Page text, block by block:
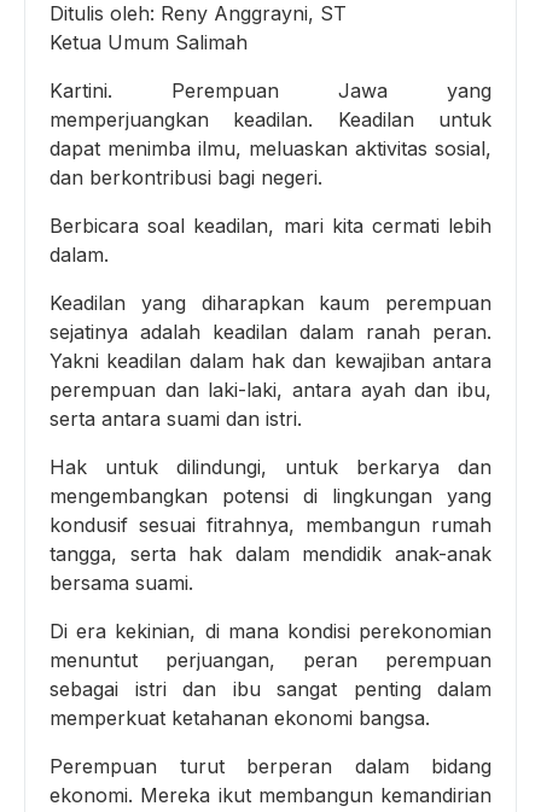
Ditulis oleh: Reny Anggrayni, ST
Ketua Umum Salimah
Kartini. Perempuan Jawa yang
memperjuangkan keadilan. Keadilan untuk
dapat menimba ilmu, meluaskan aktivitas sosial,
dan berkontribusi bagi negeri.
Berbicara soal keadilan, mari kita cermati lebih
dalam.
Keadilan yang diharapkan kaum perempuan
sejatinya adalah keadilan dalam ranah peran.
Yakni keadilan dalam hak dan kewajiban antara
perempuan dan laki-laki, antara ayah dan ibu,
serta antara suami dan istri.
Hak untuk dilindungi, untuk berkarya dan
mengembangkan potensi di lingkungan yang
kondusif sesuai fitrahnya, membangun rumah
tangga, serta hak dalam mendidik anak-anak
bersama suami.
Di era kekinian, di mana kondisi perekonomian
menuntut perjuangan, peran perempuan
sebagai istri dan ibu sangat penting dalam
memperkuat ketahanan ekonomi bangsa.
Perempuan turut berperan dalam bidang
ekonomi. Mereka ikut membangun kemandirian